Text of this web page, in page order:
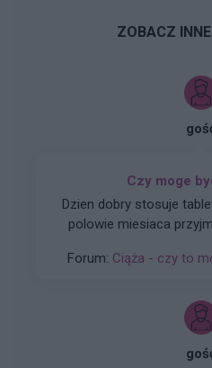
ZOBACZ
Czy moge
Dzien dobry stosuje tabletki antykoncepcyjne w
polowie miesiaca
bralam..stosunek byl do
stalo...mam jakies
Forum: Ciąża - czy to